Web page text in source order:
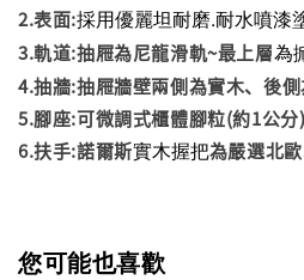
2.表面:採用優麗坦耐磨.耐水噴漆
3.軌道:抽屜為尼龍滑軌~最上層為
4.抽牆:抽屜牆壁兩側為實木、後
5.腳座:可微調式櫃體腳粒(約1公分)
6.扶手:諾爾斯實木握把為嚴選北
您可能也喜歡